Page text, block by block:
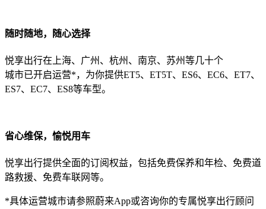
随时随地，随心选择
悦享出行在上海、广州、杭州、南京、苏州等几十个
城市已开启运营*，为你提供ET5、ET5T、ES6、EC6、ET7、
ES7、EC7、ES8等车型。
省心维保，愉悦用车
悦享出行提供全面的订阅权益，包括免费保养和年检、免费道
路救援、免费车联网等。
*具体运营城市请参照蔚来App或咨询你的专属悦享出行顾问